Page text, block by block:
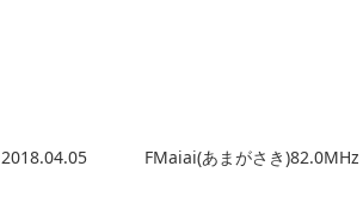
2018.04.05 FMaiai(あまがさき